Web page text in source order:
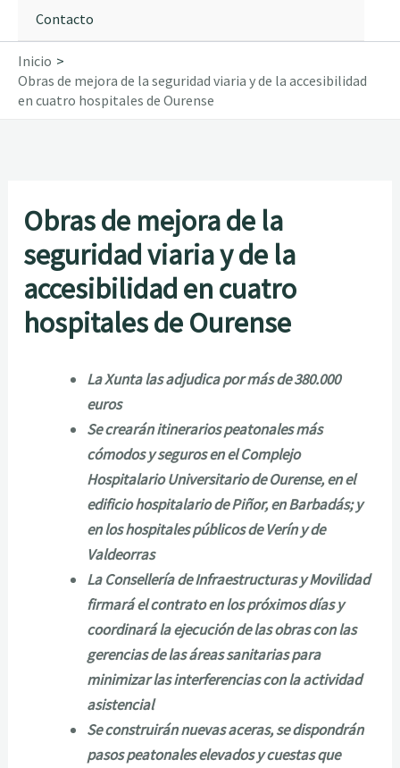
Contacto
Inicio
Obras de mejora de la seguridad viaria y de la accesibilidad
en cuatro hospitales de Ourense
Obras de mejora de la
seguridad viaria y de la
accesibilidad en cuatro
hospitales de Ourense
La Xunta las adjudica por más de 380.000
euros
Se crearán itinerarios peatonales más
cómodos y seguros en el Complejo
Hospitalario Universitario de Ourense, en el
edificio hospitalario de Piñor, en Barbadás; y
en los hospitales públicos de Verín y de
Valdeorras
La Consellería de Infraestructuras y Movilidad
firmará el contrato en los próximos días y
coordinará la ejecución de las obras con las
gerencias de las áreas sanitarias para
minimizar las interferencias con la actividad
asistencial
Se construirán nuevas aceras, se dispondrán
pasos peatonales elevados y cuestas que